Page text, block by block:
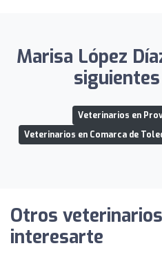
Marisa López
Veterinarios en
Veterinarios en Comarca de
Otros
interesarte